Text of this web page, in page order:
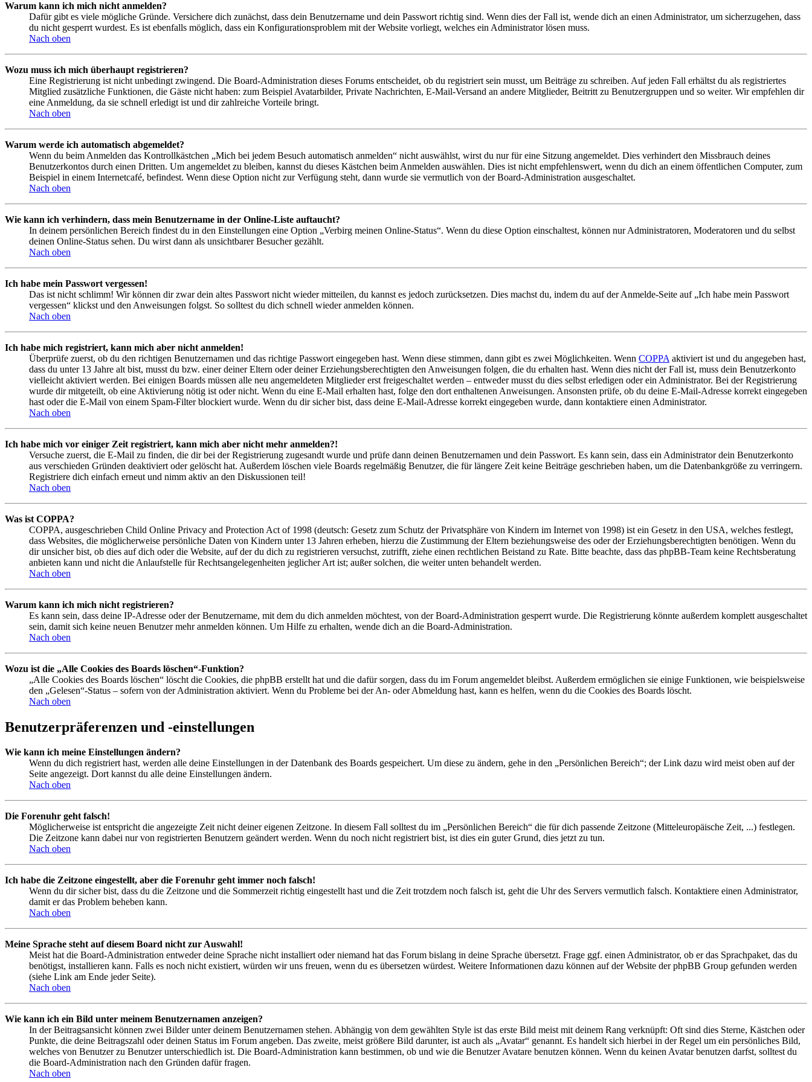
Warum kann ich mich nicht anmelden?
Dafür gibt es viele mögliche Gründe. Versichere dich zunächst, dass dein Benutzername und dein Passwort richtig sind. Wenn dies der Fall ist, wende dich an einen Administrator, um sicherzugehen, dass
du nicht gesperrt wurdest. Es ist ebenfalls möglich, dass ein Konfigurationsproblem mit der Website vorliegt, welches ein Administrator lösen muss.
Nach oben
Wozu muss ich mich überhaupt registrieren?
Eine Registrierung ist nicht unbedingt zwingend. Die Board-Administration dieses Forums entscheidet, ob du registriert sein musst, um Beiträge zu schreiben. Auf jeden Fall erhältst du als registriertes
Mitglied zusätzliche Funktionen, die Gäste nicht haben: zum Beispiel Avatarbilder, Private Nachrichten, E-Mail-Versand an andere Mitglieder, Beitritt zu Benutzergruppen und so weiter. Wir empfehlen dir
eine Anmeldung, da sie schnell erledigt ist und dir zahlreiche Vorteile bringt.
Nach oben
Warum werde ich automatisch abgemeldet?
Wenn du beim Anmelden das Kontrollkästchen „Mich bei jedem Besuch automatisch anmelden“ nicht auswählst, wirst du nur für eine Sitzung angemeldet. Dies verhindert den Missbrauch deines
Benutzerkontos durch einen Dritten. Um angemeldet zu bleiben, kannst du dieses Kästchen beim Anmelden auswählen. Dies ist nicht empfehlenswert, wenn du dich an einem öffentlichen Computer, zum
Beispiel in einem Internetcafé, befindest. Wenn diese Option nicht zur Verfügung steht, dann wurde sie vermutlich von der Board-Administration ausgeschaltet.
Nach oben
Wie kann ich verhindern, dass mein Benutzername in der Online-Liste auftaucht?
In deinem persönlichen Bereich findest du in den Einstellungen eine Option „Verbirg meinen Online-Status“. Wenn du diese Option einschaltest, können nur Administratoren, Moderatoren und du selbst
deinen Online-Status sehen. Du wirst dann als unsichtbarer Besucher gezählt.
Nach oben
Ich habe mein Passwort vergessen!
Das ist nicht schlimm! Wir können dir zwar dein altes Passwort nicht wieder mitteilen, du kannst es jedoch zurücksetzen. Dies machst du, indem du auf der Anmelde-Seite auf „Ich habe mein Passwort
vergessen“ klickst und den Anweisungen folgst. So solltest du dich schnell wieder anmelden können.
Nach oben
Ich habe mich registriert, kann mich aber nicht anmelden!
Überprüfe zuerst, ob du den richtigen Benutzernamen und das richtige Passwort eingegeben hast. Wenn diese stimmen, dann gibt es zwei Möglichkeiten. Wenn COPPA aktiviert ist und du angegeben hast,
dass du unter 13 Jahre alt bist, musst du bzw. einer deiner Eltern oder deiner Erziehungsberechtigten den Anweisungen folgen, die du erhalten hast. Wenn dies nicht der Fall ist, muss dein Benutzerkonto
vielleicht aktiviert werden. Bei einigen Boards müssen alle neu angemeldeten Mitglieder erst freigeschaltet werden – entweder musst du dies selbst erledigen oder ein Administrator. Bei der Registrierung
wurde dir mitgeteilt, ob eine Aktivierung nötig ist oder nicht. Wenn du eine E-Mail erhalten hast, folge den dort enthaltenen Anweisungen. Ansonsten prüfe, ob du deine E-Mail-Adresse korrekt eingegeben
hast oder die E-Mail von einem Spam-Filter blockiert wurde. Wenn du dir sicher bist, dass deine E-Mail-Adresse korrekt eingegeben wurde, dann kontaktiere einen Administrator.
Nach oben
Ich habe mich vor einiger Zeit registriert, kann mich aber nicht mehr anmelden?!
Versuche zuerst, die E-Mail zu finden, die dir bei der Registrierung zugesandt wurde und prüfe dann deinen Benutzernamen und dein Passwort. Es kann sein, dass ein Administrator dein Benutzerkonto
aus verschieden Gründen deaktiviert oder gelöscht hat. Außerdem löschen viele Boards regelmäßig Benutzer, die für längere Zeit keine Beiträge geschrieben haben, um die Datenbankgröße zu verringern.
Registriere dich einfach erneut und nimm aktiv an den Diskussionen teil!
Nach oben
Was ist COPPA?
COPPA, ausgeschrieben Child Online Privacy and Protection Act of 1998 (deutsch: Gesetz zum Schutz der Privatsphäre von Kindern im Internet von 1998) ist ein Gesetz in den USA, welches festlegt,
dass Websites, die möglicherweise persönliche Daten von Kindern unter 13 Jahren erheben, hierzu die Zustimmung der Eltern beziehungsweise des oder der Erziehungsberechtigten benötigen. Wenn du
dir unsicher bist, ob dies auf dich oder die Website, auf der du dich zu registrieren versuchst, zutrifft, ziehe einen rechtlichen Beistand zu Rate. Bitte beachte, dass das phpBB-Team keine Rechtsberatung
anbieten kann und nicht die Anlaufstelle für Rechtsangelegenheiten jeglicher Art ist; außer solchen, die weiter unten behandelt werden.
Nach oben
Warum kann ich mich nicht registrieren?
Es kann sein, dass deine IP-Adresse oder der Benutzername, mit dem du dich anmelden möchtest, von der Board-Administration gesperrt wurde. Die Registrierung könnte außerdem komplett ausgeschaltet
sein, damit sich keine neuen Benutzer mehr anmelden können. Um Hilfe zu erhalten, wende dich an die Board-Administration.
Nach oben
Wozu ist die „Alle Cookies des Boards löschen“-Funktion?
„Alle Cookies des Boards löschen“ löscht die Cookies, die phpBB erstellt hat und die dafür sorgen, dass du im Forum angemeldet bleibst. Außerdem ermöglichen sie einige Funktionen, wie beispielsweise
den „Gelesen“-Status – sofern von der Administration aktiviert. Wenn du Probleme bei der An- oder Abmeldung hast, kann es helfen, wenn du die Cookies des Boards löscht.
Nach oben
Benutzerpräferenzen und -einstellungen
Wie kann ich meine Einstellungen ändern?
Wenn du dich registriert hast, werden alle deine Einstellungen in der Datenbank des Boards gespeichert. Um diese zu ändern, gehe in den „Persönlichen Bereich“; der Link dazu wird meist oben auf der
Seite angezeigt. Dort kannst du alle deine Einstellungen ändern.
Nach oben
Die Forenuhr geht falsch!
Möglicherweise ist entspricht die angezeigte Zeit nicht deiner eigenen Zeitzone. In diesem Fall solltest du im „Persönlichen Bereich“ die für dich passende Zeitzone (Mitteleuropäische Zeit, ...) festlegen.
Die Zeitzone kann dabei nur von registrierten Benutzern geändert werden. Wenn du noch nicht registriert bist, ist dies ein guter Grund, dies jetzt zu tun.
Nach oben
Ich habe die Zeitzone eingestellt, aber die Forenuhr geht immer noch falsch!
Wenn du dir sicher bist, dass du die Zeitzone und die Sommerzeit richtig eingestellt hast und die Zeit trotzdem noch falsch ist, geht die Uhr des Servers vermutlich falsch. Kontaktiere einen Administrator,
damit er das Problem beheben kann.
Nach oben
Meine Sprache steht auf diesem Board nicht zur Auswahl!
Meist hat die Board-Administration entweder deine Sprache nicht installiert oder niemand hat das Forum bislang in deine Sprache übersetzt. Frage ggf. einen Administrator, ob er das Sprachpaket, das du
benötigst, installieren kann. Falls es noch nicht existiert, würden wir uns freuen, wenn du es übersetzen würdest. Weitere Informationen dazu können auf der Website der phpBB Group gefunden werden
(siehe Link am Ende jeder Seite).
Nach oben
Wie kann ich ein Bild unter meinem Benutzernamen anzeigen?
In der Beitragsansicht können zwei Bilder unter deinem Benutzernamen stehen. Abhängig von dem gewählten Style ist das erste Bild meist mit deinem Rang verknüpft: Oft sind dies Sterne, Kästchen oder
Punkte, die deine Beitragszahl oder deinen Status im Forum angeben. Das zweite, meist größere Bild darunter, ist auch als „Avatar“ genannt. Es handelt sich hierbei in der Regel um ein persönliches Bild,
welches von Benutzer zu Benutzer unterschiedlich ist. Die Board-Administration kann bestimmen, ob und wie die Benutzer Avatare benutzen können. Wenn du keinen Avatar benutzen darfst, solltest du
die Board-Administration nach den Gründen dafür fragen.
Nach oben